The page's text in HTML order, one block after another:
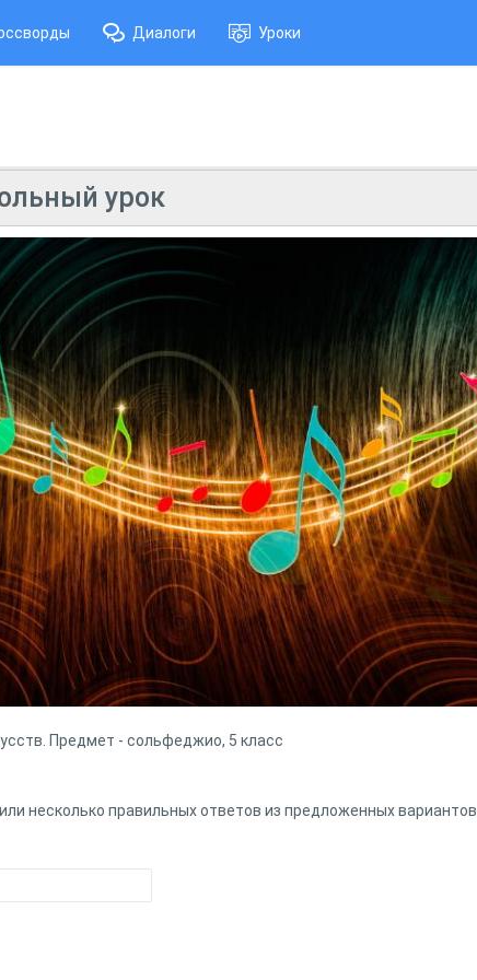
Диалоги Уроки
урок
Предмет - сольфеджио, 5 класс
несколько правильных ответов из предложенных вариантов